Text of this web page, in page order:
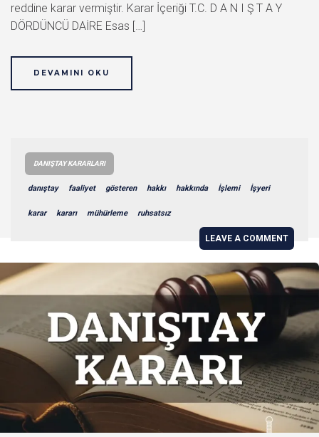
reddine karar vermiştir. Karar İçeriği T.C. D A N I Ş T A Y
DÖRDÜNCÜ DAİRE Esas […]
DEVAMINI OKU
DANIŞTAY KARARLARI
danıştay faaliyet gösteren hakkı hakkında İşlemi İşyeri
karar kararı mühürleme ruhsatsız
LEAVE A COMMENT